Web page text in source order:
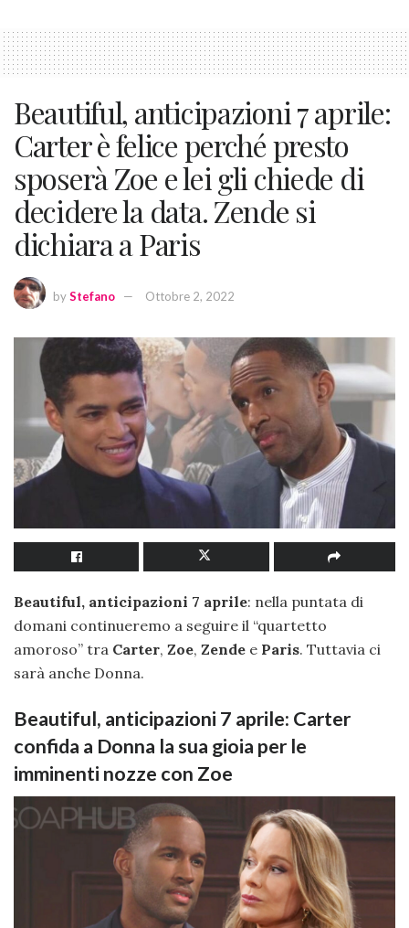
Beautiful, anticipazioni 7 aprile:
Carter è felice perché presto
sposerà Zoe e lei gli chiede di
decidere la data. Zende si
dichiara a Paris
byStefano Ottobre 2, 2022
Beautiful, anticipazioni 7 aprile: nella puntata di
domani continueremo a seguire il “quartetto
amoroso” tra Carter, Zoe, Zende e Paris. Tuttavia ci
sarà anche Donna.
Beautiful, anticipazioni 7 aprile: Carter
confida a Donna la sua gioia per le
imminenti nozze con Zoe